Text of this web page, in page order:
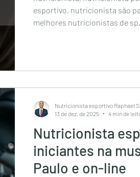
esportivo, nutricionista são
melhores nutricionistas de
esportivo av paulista, melhor
Nutricionista
iniciantes na
Paulo e on-line
Nutricionista esportivo Raphael
13 de dez. de 2025
4 min de